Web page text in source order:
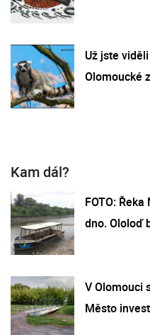
Už jste
Olomoucké
Kam dál?
FOTO:
dno. Ololoď
V Olomouci
Město